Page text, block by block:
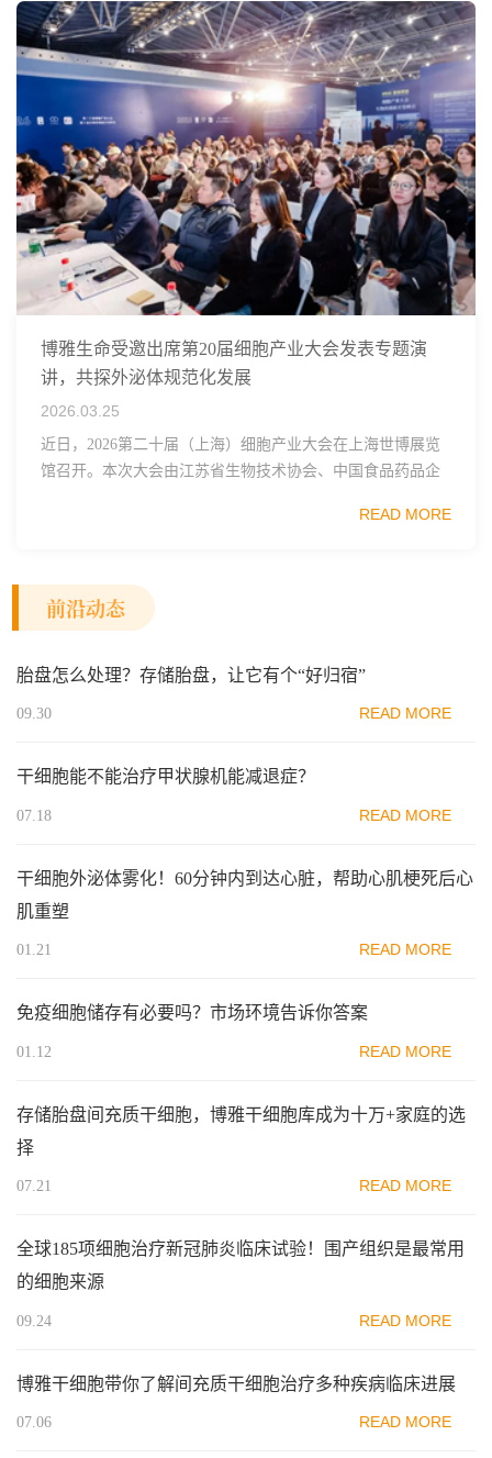
博雅生命受邀出席第20届细胞产业大会发表专题演
讲，共探外泌体规范化发展
2026.03.25
近日，2026第二十届（上海）细胞产业大会在上海世博展览
馆召开。本次大会由江苏省生物技术协会、中国食品药品企
范区生物医药行业协会、瑞士日内瓦长寿科学...
READ MORE
前沿动态
胎盘怎么处理？存储胎盘，让它有个“好归宿”
09.30 READ MORE
干细胞能不能治疗甲状腺机能减退症？
07.18 READ MORE
干细胞外泌体雾化！60分钟内到达心脏，帮助心肌梗死后心
肌重塑
01.21 READ MORE
免疫细胞​储存有必要吗？市场环境告诉你答案
01.12 READ MORE
存储胎盘间充质干细胞，博雅干细胞库成为十万+家庭的选
择
07.21 READ MORE
全球185项细胞治疗新冠肺炎临床试验！围产组织是最常用
的细胞来源
09.24 READ MORE
博雅干细胞带你了解间充质干细胞治疗多种疾病临床进展
07.06 READ MORE